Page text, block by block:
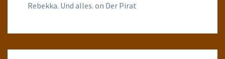
Rebekka. Und alles. on Der Pirat